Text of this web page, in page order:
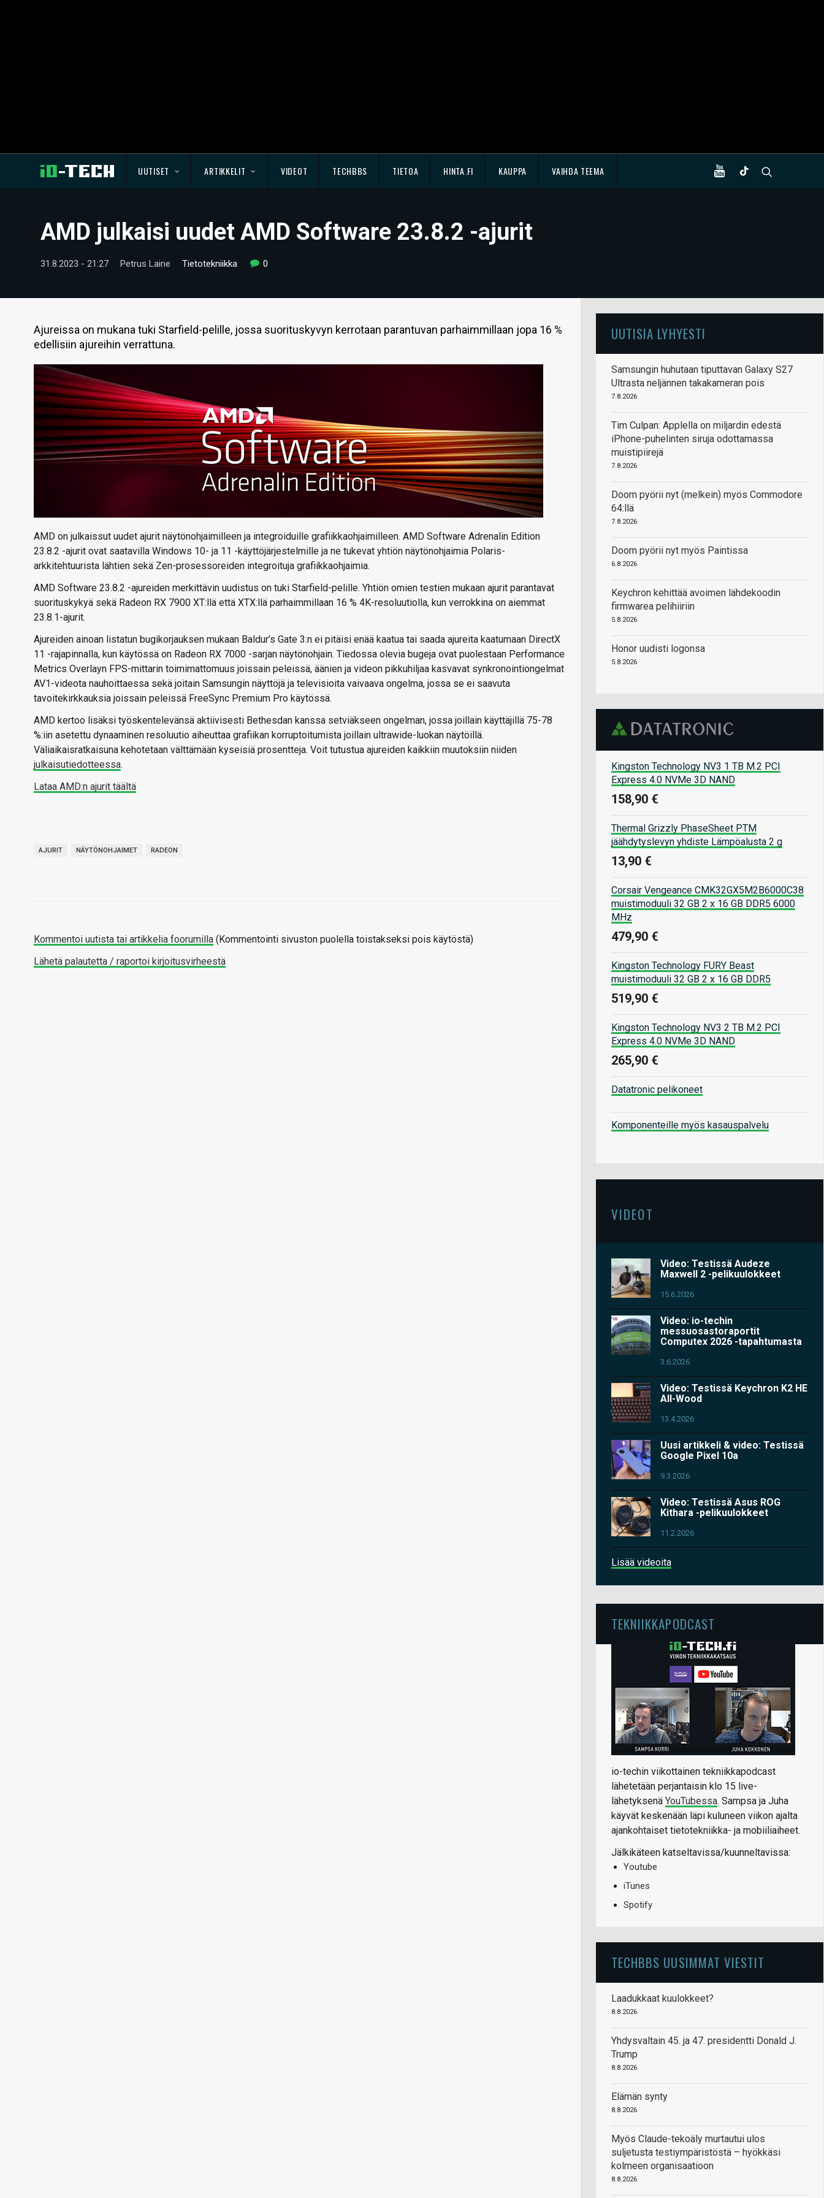
UUTISET ARTIKKELIT VIDEOT TECHBBS TIETOA HINTA.FI KAUPPA VAIHDA TEEMA
AMD julkaisi uudet AMD Software 23.8.2 -ajurit
31.8.2023 - 21:27 Petrus Laine Tietotekniikka 0
Ajureissa on mukana tuki Starfield-pelille, jossa suorituskyvyn kerrotaan parantuvan parhaimmillaan jopa 16 %
edellisiin ajureihin verrattuna.
AMD on julkaissut uudet ajurit näytönohjaimilleen ja integroiduille grafiikkaohjaimilleen. AMD Software Adrenalin Edition
23.8.2 -ajurit ovat saatavilla Windows 10- ja 11 -käyttöjärjestelmille ja ne tukevat yhtiön näytönohjaimia Polaris-
arkkitehtuurista lähtien sekä Zen-prosessoreiden integroituja grafiikkaohjaimia.
AMD Software 23.8.2 -ajureiden merkittävin uudistus on tuki Starfield-pelille. Yhtiön omien testien mukaan ajurit parantavat
suorituskykyä sekä Radeon RX 7900 XT:llä että XTX:llä parhaimmillaan 16 % 4K-resoluutiolla, kun verrokkina on aiemmat
23.8.1-ajurit.
Ajureiden ainoan listatun bugikorjauksen mukaan Baldur’s Gate 3:n ei pitäisi enää kaatua tai saada ajureita kaatumaan DirectX
11 -rajapinnalla, kun käytössä on Radeon RX 7000 -sarjan näytönohjain. Tiedossa olevia bugeja ovat puolestaan Performance
Metrics Overlayn FPS-mittarin toimimattomuus joissain peleissä, äänien ja videon pikkuhiljaa kasvavat synkronointiongelmat
AV1-videota nauhoittaessa sekä joitain Samsungin näyttöjä ja televisioita vaivaava ongelma, jossa se ei saavuta
tavoitekirkkauksia joissain peleissä FreeSync Premium Pro käytössä.
AMD kertoo lisäksi työskentelevänsä aktiivisesti Bethesdan kanssa setviäkseen ongelman, jossa joillain käyttäjillä 75-78
%:iin asetettu dynaaminen resoluutio aiheuttaa grafiikan korruptoitumista joillain ultrawide-luokan näytöillä.
Väliaikaisratkaisuna kehotetaan välttämään kyseisiä prosentteja. Voit tutustua ajureiden kaikkiin muutoksiin niiden
julkaisutiedotteessa.
Lataa AMD:n ajurit täältä
AJURIT NÄYTÖNOHJAIMET RADEON
Kommentoi uutista tai artikkelia foorumilla (Kommentointi sivuston puolella toistakseksi pois käytöstä)
Lähetä palautetta / raportoi kirjoitusvirheestä
UUTISIA LYHYESTI
Samsungin huhutaan tiputtavan Galaxy S27
Ultrasta neljännen takakameran pois
7.8.2026
Tim Culpan: Applella on miljardin edestä
iPhone-puhelinten siruja odottamassa
muistipiirejä
7.8.2026
Doom pyörii nyt (melkein) myös Commodore
64:llä
7.8.2026
Doom pyörii nyt myös Paintissa
6.8.2026
Keychron kehittää avoimen lähdekoodin
firmwarea pelihiiriin
5.8.2026
Honor uudisti logonsa
5.8.2026
Kingston Technology NV3 1 TB M.2 PCI
Express 4.0 NVMe 3D NAND
158,90 €
Thermal Grizzly PhaseSheet PTM
jäähdytyslevyn yhdiste Lämpöalusta 2 g
13,90 €
Corsair Vengeance CMK32GX5M2B6000C38
muistimoduuli 32 GB 2 x 16 GB DDR5 6000
MHz
479,90 €
Kingston Technology FURY Beast
muistimoduuli 32 GB 2 x 16 GB DDR5
519,90 €
Kingston Technology NV3 2 TB M.2 PCI
Express 4.0 NVMe 3D NAND
265,90 €
Datatronic pelikoneet
Komponenteille myös kasauspalvelu
VIDEOT
Video: Testissä Audeze
Maxwell 2 -pelikuulokkeet
15.6.2026
Video: io-techin
messuosastoraportit
Computex 2026 -tapahtumasta
3.6.2026
Video: Testissä Keychron K2 HE
All-Wood
13.4.2026
Uusi artikkeli & video: Testissä
Google Pixel 10a
9.3.2026
Video: Testissä Asus ROG
Kithara -pelikuulokkeet
11.2.2026
Lisää videoita
TEKNIIKKAPODCAST
io-techin viikottainen tekniikkapodcast
lähetetään perjantaisin klo 15 live-
lähetyksenä YouTubessa. Sampsa ja Juha
käyvät keskenään läpi kuluneen viikon ajalta
ajankohtaiset tietotekniikka- ja mobiiliaiheet.
Jälkikäteen katseltavissa/kuunneltavissa:
Youtube
iTunes
Spotify
TECHBBS UUSIMMAT VIESTIT
Laadukkaat kuulokkeet?
8.8.2026
Yhdysvaltain 45. ja 47. presidentti Donald J.
Trump
8.8.2026
Elämän synty
8.8.2026
Myös Claude-tekoäly murtautui ulos
suljetusta testiympäristöstä – hyökkäsi
kolmeen organisaatioon
8.8.2026